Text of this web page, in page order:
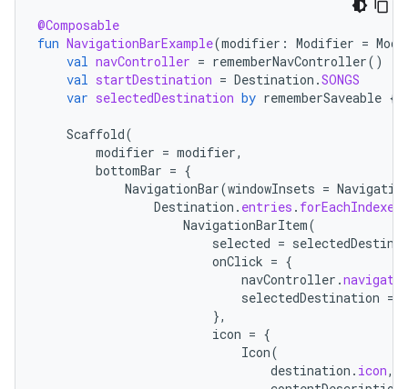
@Composable
fun NavigationBarExample(modifier : Modifier =
val navController = rememberNavController()
val startDestination = Destination .SONGS
var selectedDestination by rememberSaveable {
Scaffold(
modifier = modifier,
bottomBar = {
NavigationBar(windowInsets =
Destination . entries . forEachIndexed
NavigationBarItem(
selected =
onClick = {
navController .navigate
selectedDestination =
},
icon = {
Icon(
destination . icon,